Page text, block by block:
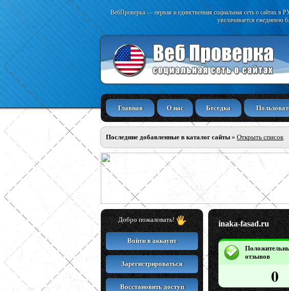
ВебПроверка — первая и единственная социальная сеть о сайтах
увеличивается ежедневно
Главная О нас Беседка
Последние добавленные в каталог сайты » Открыть список
Добро пожаловать!
Войти в аккаунт
Зарегистрироваться
Восстановить доступ
inaka-fasad.ru
отзывов
0